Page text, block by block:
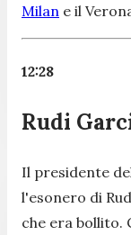
Milan e il
12:28
Rudi
Il presidente
l'esonero di
che era bollito.